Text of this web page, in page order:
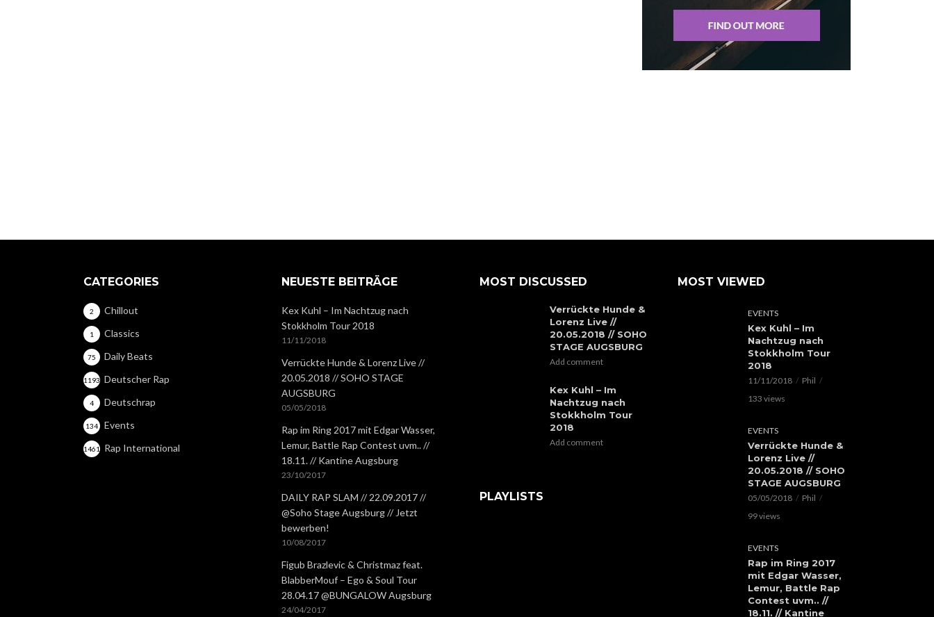
CATEGORIES
Chillout
2
Classics
1
Daily Beats
75
Deutscher Rap
1193
Deutschrap
4
Events
134
Rap International
1461
NEUESTE BEITRÄGE
Kex Kuhl – Im Nachtzug nach
Stokkholm Tour 2018
11/11/2018
Verrückte Hunde & Lorenz Live //
20.05.2018 // SOHO STAGE
AUGSBURG
05/05/2018
Rap im Ring 2017 mit Edgar Wasser,
Lemur, Battle Rap Contest uvm.. //
18.11. // Kantine Augsburg
23/10/2017
DAILY RAP SLAM // 22.09.2017 //
@Soho Stage Augsburg // Jetzt
bewerben!
10/08/2017
Figub Brazlevic & Christmaz feat.
BlabberMouf – Ego & Soul Tour
28.04.17 @BUNGALOW Augsburg
24/04/2017
MOST DISCUSSED
Verrückte Hunde &
Lorenz Live //
20.05.2018 // SOHO
STAGE AUGSBURG
Add comment
Kex Kuhl – Im
Nachtzug nach
Stokkholm Tour
2018
Add comment
PLAYLISTS
MOST VIEWED
EVENTS
Kex Kuhl – Im
Nachtzug nach
Stokkholm Tour
2018
11/11/2018
Phil
133 views
EVENTS
Verrückte Hunde &
Lorenz Live //
20.05.2018 // SOHO
STAGE AUGSBURG
05/05/2018
Phil
99 views
EVENTS
Rap im Ring 2017
mit Edgar Wasser,
Lemur, Battle Rap
Contest uvm.. //
18.11. // Kantine